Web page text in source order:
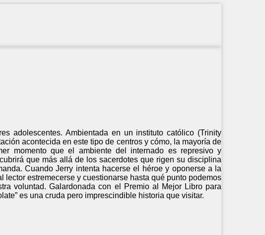
adolescentes. Ambientada en un instituto católico (Trinity
acontecida en este tipo de centros y cómo, la mayoría de
momento que el ambiente del internado es represivo y
que más allá de los sacerdotes que rigen su disciplina
Cuando Jerry intenta hacerse el héroe y oponerse a la
estremecerse y cuestionarse hasta qué punto podemos
voluntad. Galardonada con el Premio al Mejor Libro para
es una cruda pero imprescindible historia que visitar.